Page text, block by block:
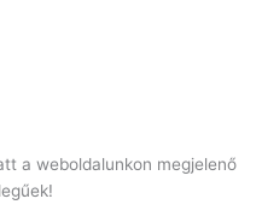
a weboldalunkon megjelenő